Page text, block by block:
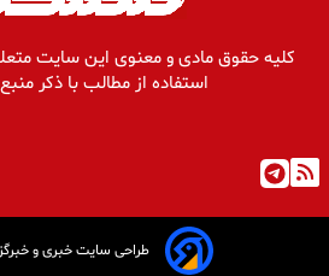
کلیه حقوق مادی و معنوی این سایت
استفاده از مطالب با ذکر
طراحی سایت خبری و